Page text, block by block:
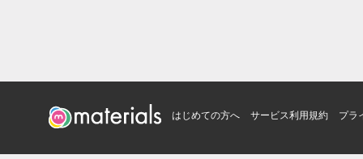
はじめての方へ サービス利用規約 プラ